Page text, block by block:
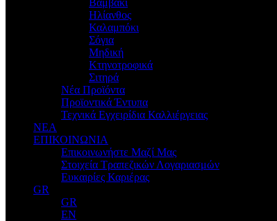
Ηλίανθος
Καλαμπόκι
Σόγια
Μηδική
Κτηνοτροφικά
Σιτηρά
Νέα Προϊόντα
Προϊοντικά Έντυπα
Τεχνικά Εγχειρίδια Καλλιέργειας
ΝΕΑ
ΕΠΙΚΟΙΝΩΝΙΑ
Επικοινωνήστε Μαζί Μας
Στοιχεία Τραπεζικών Λογαριασμών
Ευκαιρίες Καριέρας
GR
GR
EN